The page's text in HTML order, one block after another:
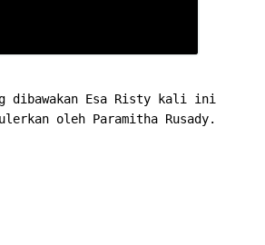
dibawakan Esa Risty kali ini
oleh Paramitha Rusady.